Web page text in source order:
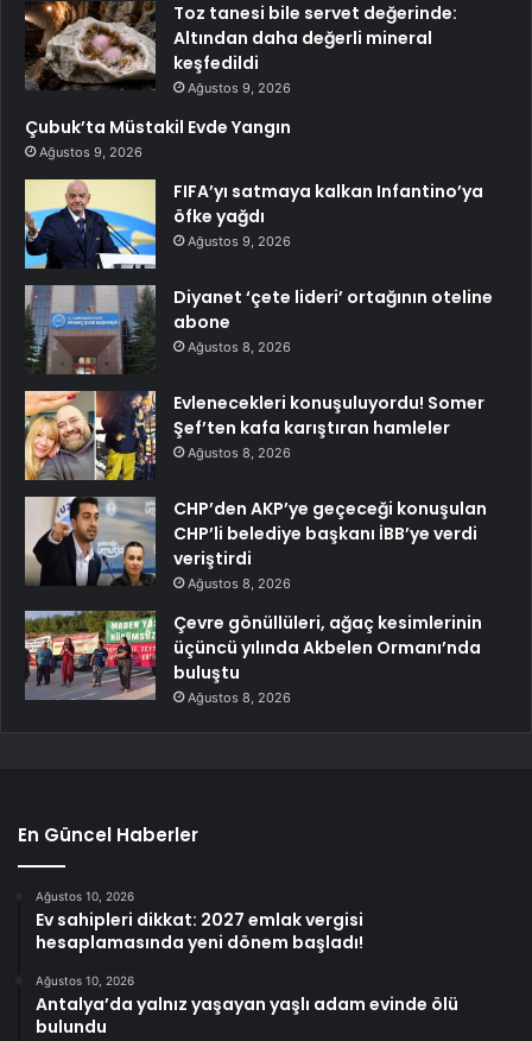
Toz tanesi bile servet değerinde:
Altından daha değerli mineral
keşfedildi
Ağustos 9, 2026
Çubuk’ta Müstakil Evde Yangın
Ağustos 9, 2026
FIFA’yı satmaya kalkan Infantino’ya
öfke yağdı
Ağustos 9, 2026
Diyanet ‘çete lideri’ ortağının oteline
abone
Ağustos 8, 2026
Evlenecekleri konuşuluyordu! Somer
Şef’ten kafa karıştıran hamleler
Ağustos 8, 2026
CHP’den AKP’ye geçeceği konuşulan
CHP’li belediye başkanı İBB’ye verdi
veriştirdi
Ağustos 8, 2026
Çevre gönüllüleri, ağaç kesimlerinin
üçüncü yılında Akbelen Ormanı’nda
buluştu
Ağustos 8, 2026
En Güncel Haberler
Ağustos 10, 2026
Ev sahipleri dikkat: 2027 emlak vergisi
hesaplamasında yeni dönem başladı!
Ağustos 10, 2026
Antalya’da yalnız yaşayan yaşlı adam evinde ölü
bulundu